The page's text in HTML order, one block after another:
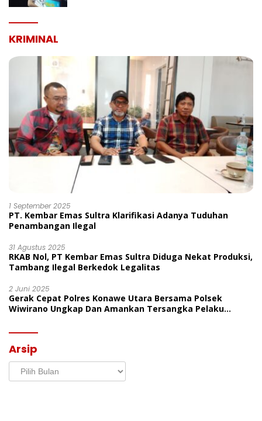
KRIMINAL
1 September 2025
PT. Kembar Emas Sultra Klarifikasi Adanya Tuduhan
Penambangan Ilegal
31 Agustus 2025
RKAB Nol, PT Kembar Emas Sultra Diduga Nekat Produksi,
Tambang Ilegal Berkedok Legalitas
2 Juni 2025
Gerak Cepat Polres Konawe Utara Bersama Polsek
Wiwirano Ungkap Dan Amankan Tersangka Pelaku
Arsip
Arsip